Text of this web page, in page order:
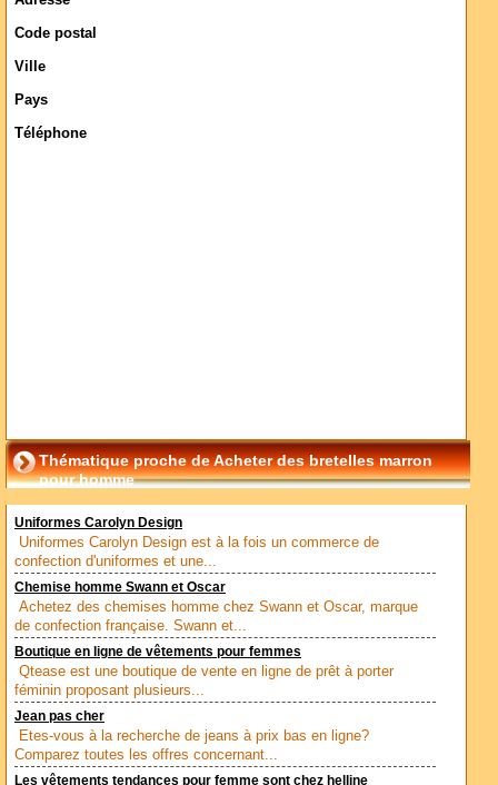
Code postal
Ville
Pays
Téléphone
Thématique proche de Acheter des bretelles marron
pour homme
Uniformes Carolyn Design
Uniformes Carolyn Design est à la fois un commerce de
confection d'uniformes et une...
Chemise homme Swann et Oscar
Achetez des chemises homme chez Swann et Oscar, marque
de confection française. Swann et...
Boutique en ligne de vêtements pour femmes
Qtease est une boutique de vente en ligne de prêt à porter
féminin proposant plusieurs...
Jean pas cher
Etes-vous à la recherche de jeans à prix bas en ligne?
Comparez toutes les offres concernant...
Les vêtements tendances pour femme sont chez helline